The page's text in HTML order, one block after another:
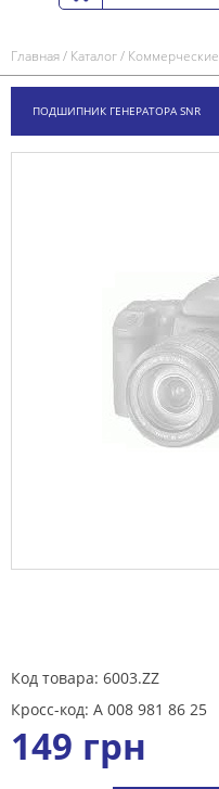
Главная/ Каталог/ Коммерческие
ПОДШИПНИК ГЕНЕРАТОРА SNR
Код товара: 6003.ZZ
Кросс-код: A 008 981 86 25
149 грн